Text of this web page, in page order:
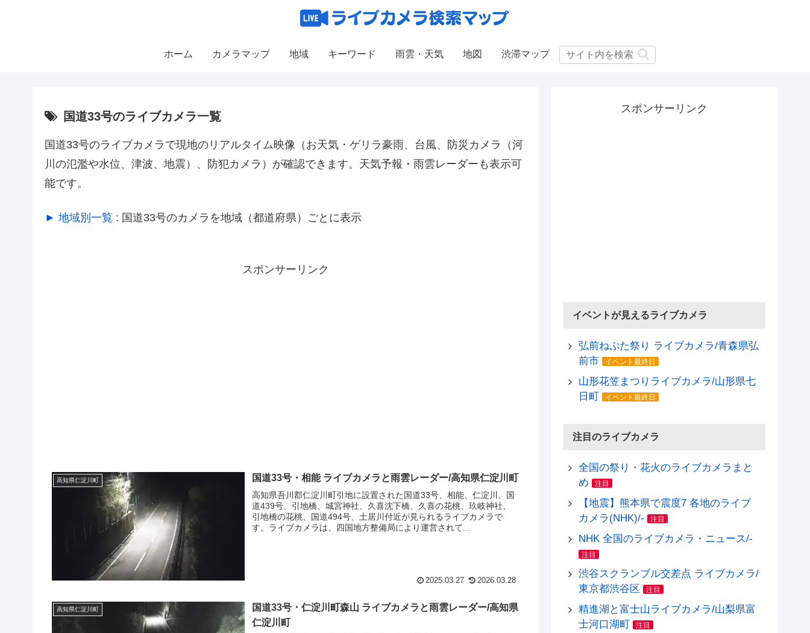
ホーム カメラマップ 地域 キーワード 雨雲・天気 地図 渋滞マップ
国道33号のライブカメラ一覧
国道33号のライブカメラで現地のリアルタイム映像（お天気・ゲリラ豪雨、台風、防災カメラ（河
川の氾濫や水位、津波、地震）、防犯カメラ）が確認できます。天気予報・雨雲レーダーも表示可
能です。
► 地域別一覧 : 国道33号のカメラを地域（都道府県）ごとに表示
スポンサーリンク
高知県仁淀川町 国道33号・相能 ライブカメラと雨雲レーダー/高知県仁淀川町
高知県吾川郡仁淀川町引地に設置された国道33号、相能、仁淀川、国
道439号、引地橋、城宮神社、久喜沈下橋、久喜の花桃、玖岐神社、
引地橋の花桃、国道494号、土居川付近が見られるライブカメラで
す。ライブカメラは、四国地方整備局により運営されて...
2025.03.27 2026.03.28
高知県仁淀川町
国道33号・仁淀川町森山 ライブカメラと雨雲レーダー/高知県
仁淀川町
スポンサーリンク
イベントが見えるライブカメラ
弘前ねぷた祭り ライブカメラ/青森県弘
前市
イベント最終日
山形花笠まつりライブカメラ/山形県七
日町
イベント最終日
注目のライブカメラ
全国の祭り・花火のライブカメラまと
め
注目
【地震】熊本県で震度7 各地のライブ
カメラ(NHK)/-
注目
NHK 全国のライブカメラ・ニュース/-
注目
渋谷スクランブル交差点 ライブカメラ/
東京都渋谷区
注目
精進湖と富士山ライブカメラ/山梨県富
士河口湖町
注目